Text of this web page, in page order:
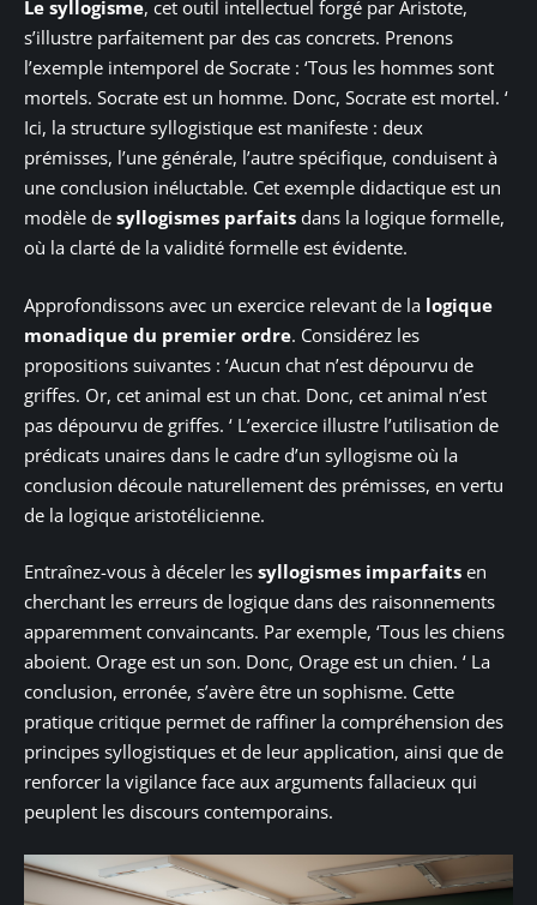
Le syllogisme, cet outil intellectuel forgé par Aristote,
s’illustre parfaitement par des cas concrets. Prenons
l’exemple intemporel de Socrate : ‘Tous les hommes sont
mortels. Socrate est un homme. Donc, Socrate est mortel. ‘
Ici, la structure syllogistique est manifeste : deux
prémisses, l’une générale, l’autre spécifique, conduisent à
une conclusion inéluctable. Cet exemple didactique est un
modèle de syllogismes parfaits dans la logique formelle,
où la clarté de la validité formelle est évidente.
Approfondissons avec un exercice relevant de la logique
monadique du premier ordre. Considérez les
propositions suivantes : ‘Aucun chat n’est dépourvu de
griffes. Or, cet animal est un chat. Donc, cet animal n’est
pas dépourvu de griffes. ‘ L’exercice illustre l’utilisation de
prédicats unaires dans le cadre d’un syllogisme où la
conclusion découle naturellement des prémisses, en vertu
de la logique aristotélicienne.
Entraînez-vous à déceler les syllogismes imparfaits en
cherchant les erreurs de logique dans des raisonnements
apparemment convaincants. Par exemple, ‘Tous les chiens
aboient. Orage est un son. Donc, Orage est un chien. ‘ La
conclusion, erronée, s’avère être un sophisme. Cette
pratique critique permet de raffiner la compréhension des
principes syllogistiques et de leur application, ainsi que de
renforcer la vigilance face aux arguments fallacieux qui
peuplent les discours contemporains.